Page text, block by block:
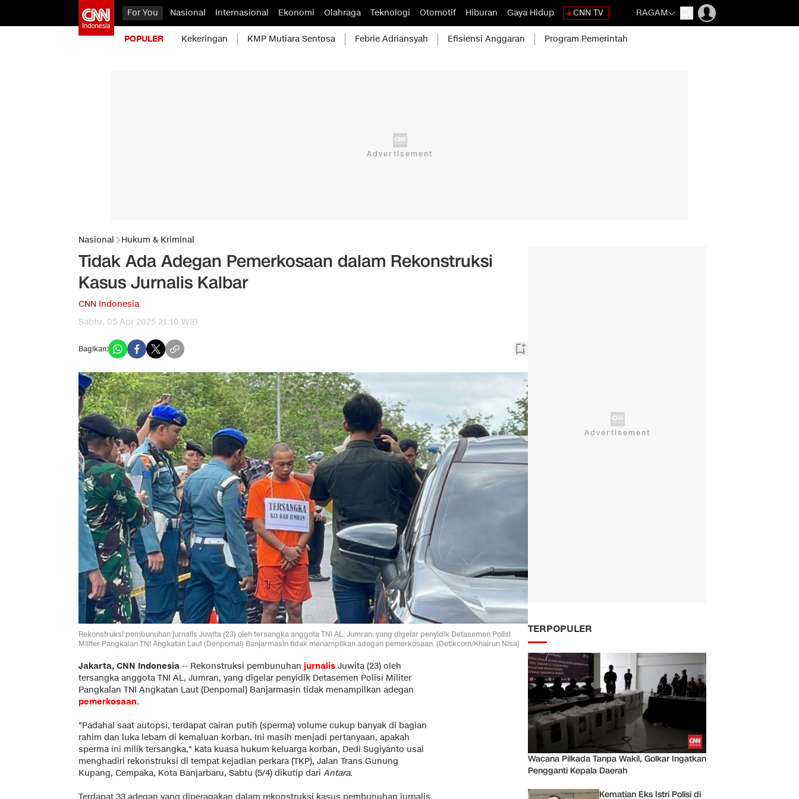
For You Nasional Internasional Ekonomi Olahraga Teknologi Otomotif Hiburan Gaya Hidup CNN TV RAGAM
POPULER Kekeringan KMP Mutiara Sentosa Febrie Adriansyah Efisiensi Anggaran Program Pemerintah
Nasional Hukum & Kriminal
Tidak Ada Adegan Pemerkosaan dalam Rekonstruksi
Kasus Jurnalis Kalbar
CNN Indonesia
Sabtu, 05 Apr 2025 21:10 WIB
Bagikan:
Rekonstruksi pembunuhan jurnalis Juwita (23) oleh tersangka anggota TNI AL, Jumran, yang digelar penyidik Detasemen Polisi
Militer Pangkalan TNI Angkatan Laut (Denpomal) Banjarmasin tidak menampilkan adegan pemerkosaan. (Detikcom/Khairun Nisa)
Jakarta, CNN Indonesia -- Rekonstruksi pembunuhan jurnalis Juwita (23) oleh
tersangka anggota TNI AL, Jumran, yang digelar penyidik Detasemen Polisi Militer
Pangkalan TNI Angkatan Laut (Denpomal) Banjarmasin tidak menampilkan adegan
pemerkosaan.
"Padahal saat autopsi, terdapat cairan putih (sperma) volume cukup banyak di bagian
rahim dan luka lebam di kemaluan korban. Ini masih menjadi pertanyaan, apakah
sperma ini milik tersangka," kata kuasa hukum keluarga korban, Dedi Sugiyanto usai
menghadiri rekonstruksi di tempat kejadian perkara (TKP), Jalan Trans Gunung
Kupang, Cempaka, Kota Banjarbaru, Sabtu (5/4) dikutip dari Antara.
TERPOPULER
Wacana Pilkada Tanpa Wakil, Golkar Ingatkan
Pengganti Kepala Daerah
Kematian Eks Istri Polisi di